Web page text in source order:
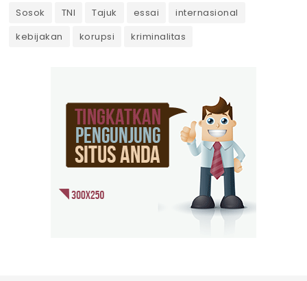
Sosok
TNI Tajuk essai
internasional
kebijakan
korupsi kriminalitas